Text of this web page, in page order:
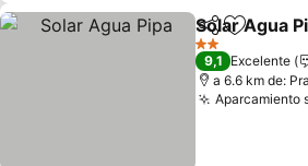
Compartir
Añadir a
Solar Agua
2 Estrellas
9,1 Excelente
a 6.6 km de:
Aparcamiento